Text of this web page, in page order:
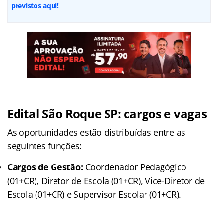
previstos aqui!
Edital São Roque SP: cargos e vagas
As oportunidades estão distribuídas entre as
seguintes funções:
Cargos de Gestão: Coordenador Pedagógico
(01+CR), Diretor de Escola (01+CR), Vice-Diretor de
Escola (01+CR) e Supervisor Escolar (01+CR).